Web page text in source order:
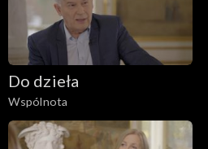
Do dzieła
Wspólnota